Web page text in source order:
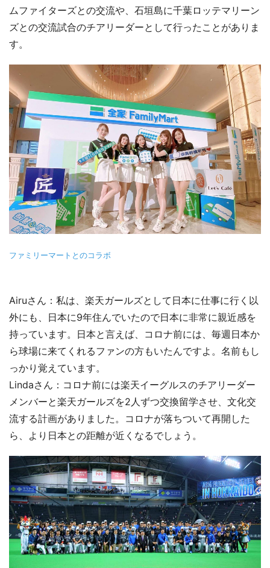
ムファイターズとの交流や、石垣島に千葉ロッテマリーン
ズとの交流試合のチアリーダーとして行ったことがありま
す。
ファミリーマートとのコラボ
Airuさん：私は、楽天ガールズとして日本に仕事に行く以
外にも、日本に9年住んでいたので日本に非常に親近感を
持っています。日本と言えば、コロナ前には、毎週日本か
ら球場に来てくれるファンの方もいたんですよ。名前もし
っかり覚えています。
Lindaさん：コロナ前には楽天イーグルスのチアリーダー
メンバーと楽天ガールズを2人ずつ交換留学させ、文化交
流する計画がありました。コロナが落ちついて再開した
ら、より日本との距離が近くなるでしょう。